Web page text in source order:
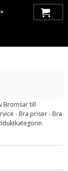
900 NG (1994-1998)
Bromsar till
- Bra priser - Bra